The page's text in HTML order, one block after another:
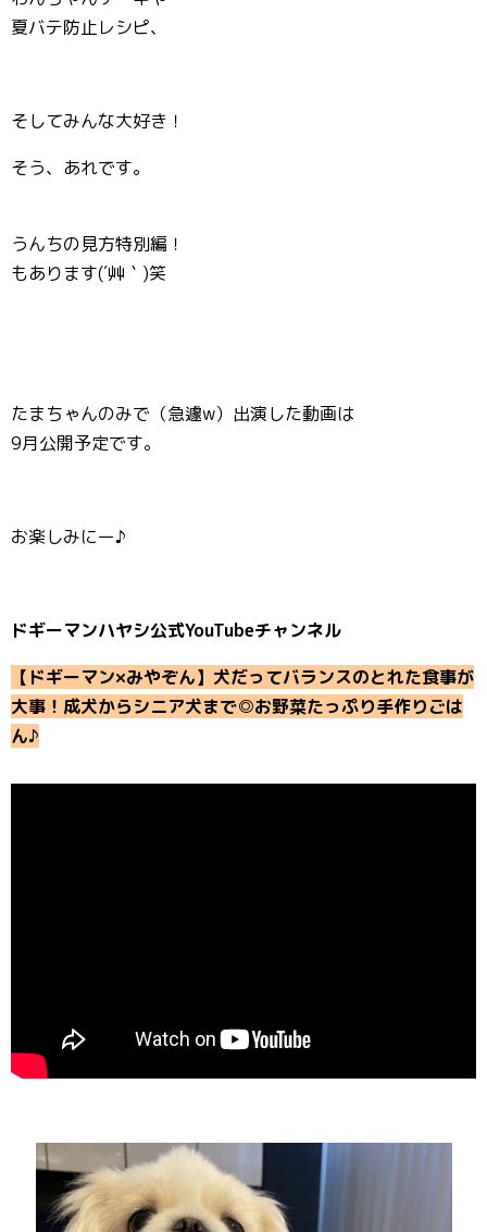
夏バテ防止レシピ、
そしてみんな大好き！
そう、あれです。
うんちの見方特別編！
もあります(´艸｀)笑
たまちゃんのみで（急遽w）出演した動画は
9月公開予定です。
お楽しみにー♪
ドギーマンハヤシ公式YouTubeチャンネル
【ドギーマン×みやぞん】犬だってバランスのとれた食事が
大事！成犬からシニア犬まで◎お野菜たっぷり手作りごは
ん♪